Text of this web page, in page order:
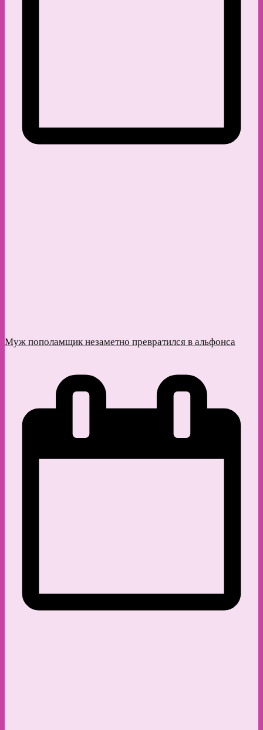
Муж пополамщик незаметно превратился в альфонса